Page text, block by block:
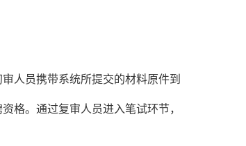
人员携带系统所提交的材料原件到
格。通过复审人员进入笔试环节，